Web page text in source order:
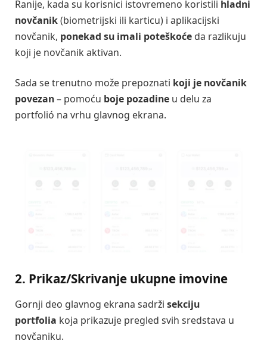
Ranije, kada su korisnici istovremeno koristili hladni
novčanik(biometrijski ili karticu) i aplikacijski
novčanik, ponekad su imali poteškoće da razlikuju
koji je novčanik aktivan.
Sada se trenutno može prepoznati koji je novčanik
povezan– pomoću boje pozadine u delu za
portfolió na vrhu glavnog ekrana.
2. Prikaz/Skrivanje ukupne imovine
Gornji deo glavnog ekrana sadrži sekciju
portfolia koja prikazuje pregled svih sredstava u
novčaniku.